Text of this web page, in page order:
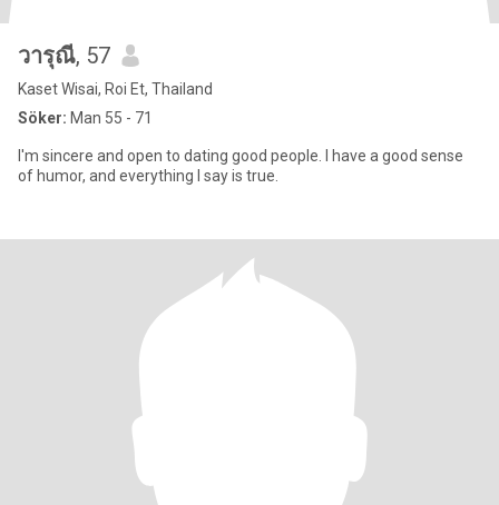
วารุณี, 57
Kaset Wisai, Roi Et, Thailand
Söker: Man 55 - 71
I'm sincere and open to dating good people. I have a good sense
of humor, and everything I say is true.